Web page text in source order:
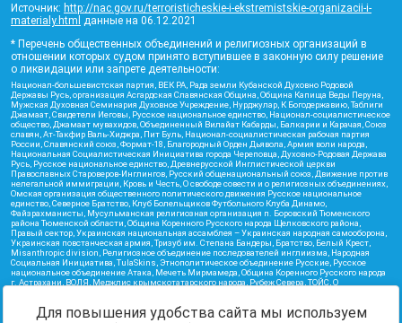
Источник: http://nac.gov.ru/terroristicheskie-i-ekstremistskie-organizacii-i-
materialy.html данные на 06.12.2021
* Перечень общественных объединений и религиозных организаций в
отношении которых судом принято вступившее в законную силу решение
о ликвидации или запрете деятельности:
Национал-большевистская партия, ВЕК РА, Рада земли Кубанской Духовно Родовой
Державы Русь, организация Асгардская Славянская Община, Община Капища Веды Перуна,
Мужская Духовная Семинария Духовное Учреждение, Нурджулар, К Богодержавию, Таблиги
Джамаат, Свидетели Иеговы, Русское национальное единство, Национал-социалистическое
общество, Джамаат мувахидов, Объединенный Вилайат Кабарды, Балкарии и Карачая, Союз
славян, Ат-Такфир Валь-Хиджра, Пит Буль, Национал-социалистическая рабочая партия
России, Славянский союз, Формат-18, Благородный Орден Дьявола, Армия воли народа,
Национальная Социалистическая Инициатива города Череповца, Духовно-Родовая Держава
Русь, Русское национальное единство, Древнерусской Инглистической церкви
Православных Староверов-Инглингов, Русский общенациональный союз, Движение против
нелегальной иммиграции, Кровь и Честь, О свободе совести и о религиозных объединениях,
Омская организация общественного политического движения Русское национальное
единство, Северное Братство, Клуб Болельщиков Футбольного Клуба Динамо,
Файзрахманисты, Мусульманская религиозная организация п. Боровский Тюменского
района Тюменской области, Община Коренного Русского народа Щелковского района,
Правый сектор, Украинская национальная ассамблея – Украинская народная самооборона,
Украинская повстанческая армия, Тризуб им. Степана Бандеры, Братство, Белый Крест,
Misanthropic division, Религиозное объединение последователей инглиизма, Народная
Социальная Инициатива, TulaSkins, Этнополитическое объединение Русские, Русское
национальное объединение Атака, Мечеть Мирмамеда, Община Коренного Русского народа
г. Астрахани, ВОЛЯ, Меджлис крымскотатарского народа, Рубеж Севера, ТОЙС, О
правозащитная группа МПГ, Курсом Правды и Единения, Каракольская инициативная
Для повышения удобства сайта мы используем